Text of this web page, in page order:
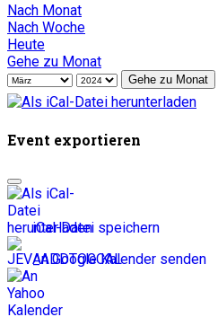
Nach Monat
Nach Woche
Heute
Gehe zu Monat
Gehe zu Monat
Event exportieren
iCal-Datei speichern
An Google Kalender senden